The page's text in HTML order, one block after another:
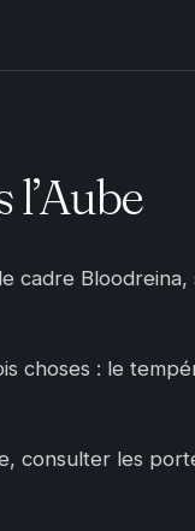
cadre
choses : le
consulter les